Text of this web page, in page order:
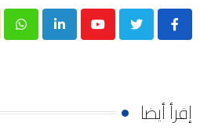
Youtube
LinkedIn
إقرأ أيضا